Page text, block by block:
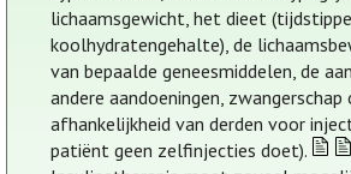
lichaamsgewicht, het dieet
koolhydratengehalte), de
van bepaalde geneesmiddelen, de
andere aandoeningen,
afhankelijkheid van derden voor
patiënt geen zelfinjecties doet).